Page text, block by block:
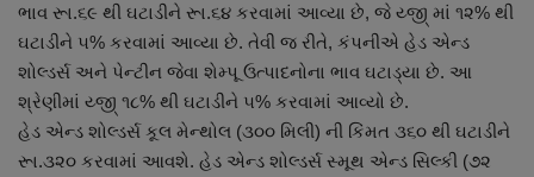
રાશિફળ
ગુનાખોરી
બોલિવૂડ
ભાવ રૂા.૬૯ થી ઘટાડીને રૂા.૬૪ કરવામાં આવ્યા છે, જે ય્જી્ માં ૧૨% થી
ઘટાડીને ૫% કરવામાં આવ્યા છે. તેવી જ રીતે, કંપનીએ હેડ એન્ડ
શોલ્ડર્સ અને પેન્ટીન જેવા શેમ્પૂ ઉત્પાદનોના ભાવ ઘટાડ્યા છે. આ
શ્રેણીમાં ય્જી્ ૧૮% થી ઘટાડીને ૫% કરવામાં આવ્યો છે.
હેડ એન્ડ શોલ્ડર્સ કૂલ મેન્થોલ (૩૦૦ મિલી) ની કિંમત ૩૬૦ થી ઘટાડીને
રૂા.૩૨૦ કરવામાં આવશે. હેડ એન્ડ શોલ્ડર્સ સ્મૂથ એન્ડ સિલ્કી (૭૨